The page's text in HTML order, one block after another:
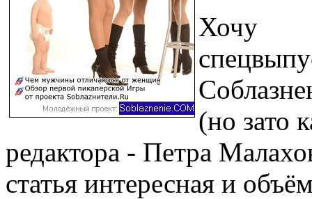
Хочу
(но зато
редактора - Петра
статья интересная и